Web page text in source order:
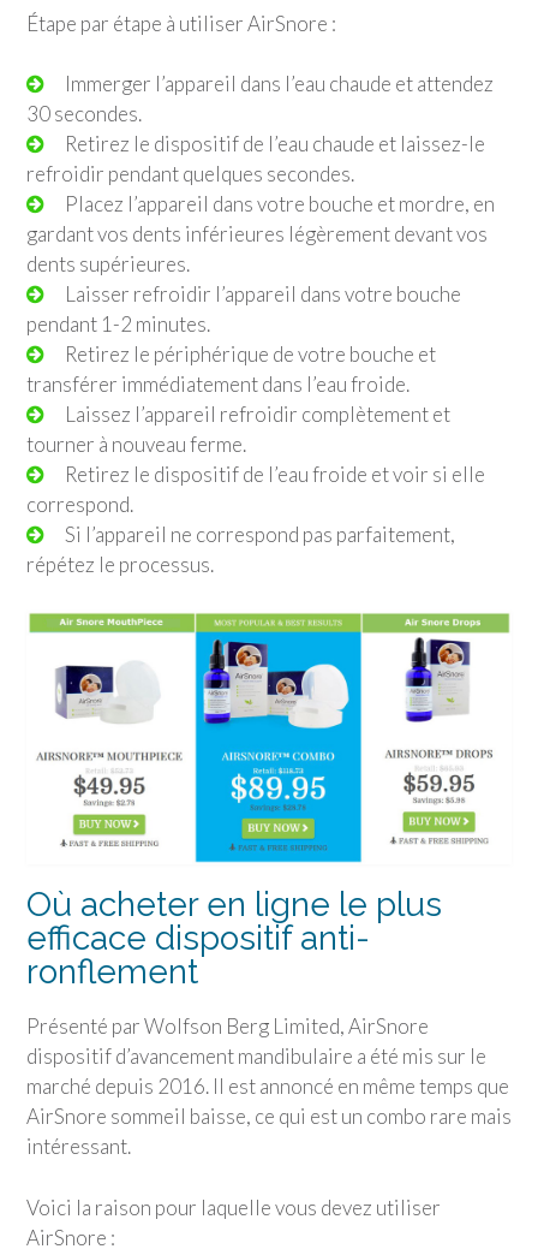
Étape par étape à utiliser AirSnore :
Immerger l’appareil dans l’eau chaude et attendez
30 secondes.
Retirez le dispositif de l’eau chaude et laissez-le
refroidir pendant quelques secondes.
Placez l’appareil dans votre bouche et mordre, en
gardant vos dents inférieures légèrement devant vos
dents supérieures.
Laisser refroidir l’appareil dans votre bouche
pendant 1-2 minutes.
Retirez le périphérique de votre bouche et
transférer immédiatement dans l’eau froide.
Laissez l’appareil refroidir complètement et
tourner à nouveau ferme.
Retirez le dispositif de l’eau froide et voir si elle
correspond.
Si l’appareil ne correspond pas parfaitement,
répétez le processus.
Où acheter en ligne le plus
efficace dispositif anti-
ronflement
Présenté par Wolfson Berg Limited, AirSnore
dispositif d’avancement mandibulaire a été mis sur le
marché depuis 2016. Il est annoncé en même temps que
AirSnore sommeil baisse, ce qui est un combo rare mais
intéressant.
Voici la raison pour laquelle vous devez utiliser
AirSnore :